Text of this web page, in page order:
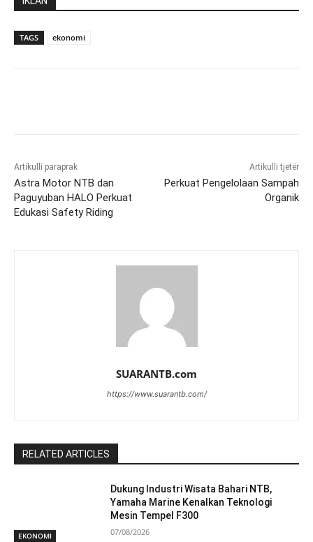
TAGS ekonomi
Artikulli paraprak
Astra Motor NTB dan
Paguyuban HALO Perkuat
Edukasi Safety Riding
Artikulli tjetër
Perkuat Pengelolaan Sampah
Organik
SUARANTB.com
https://www.suarantb.com/
RELATED ARTICLES
EKONOMI
Dukung Industri Wisata Bahari NTB,
Yamaha Marine Kenalkan Teknologi
Mesin Tempel F300
07/08/2026